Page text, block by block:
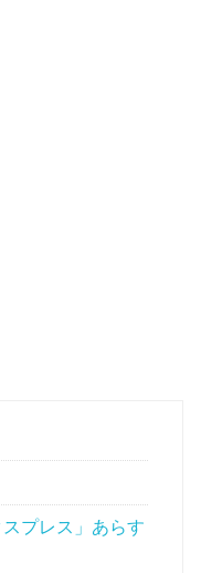
プレス」あらす